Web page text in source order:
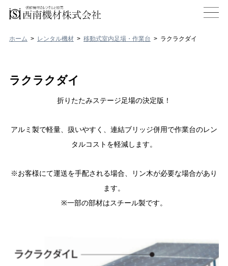
ホーム レンタル機材 移動式室内足場・作業台 ラクラクダイ
ラクラクダイ
折りたたみステージ足場の決定版！
アルミ製で軽量、扱いやすく、連結ブリッジ併用で作業台のレン
タルコストを軽減します。
※お客様にて運送を手配される場合、リン木が必要な場合があり
ます。
※一部の部材はスチール製です。